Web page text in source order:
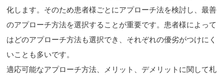
化します。そのため患者様ごとにアプローチ法を検討し、最善
のアプローチ方法を選択することが重要です。患者様によって
はどのアプローチ方法も選択でき、それぞれの優劣がつけにく
いことも多いです。
適応可能なアプローチ方法、メリット、デメリットに関して札